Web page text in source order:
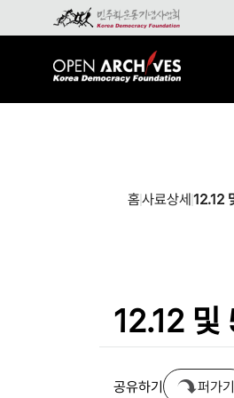
홈사료상세12.12
12.12 및
공유하기 퍼가기